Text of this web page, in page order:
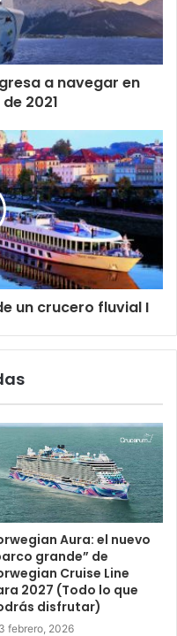
a navegar en
2021
un crucero fluvial I
Aura: el nuevo
grande” de
Cruise Line
2027 (Todo lo que
disfrutar)
3 febrero, 2026